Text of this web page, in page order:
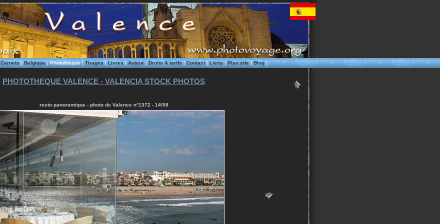
Carnets|Belgique|Phototheque|Tirages|Livres|Auteur|Droits & tarifs|Contact|Liens|Plan site|Blog|
PHOTOTHEQUE VALENCE - VALENCIA STOCK PHOTOS
resto panoramique - photo de Valence n°1372 - 14/58